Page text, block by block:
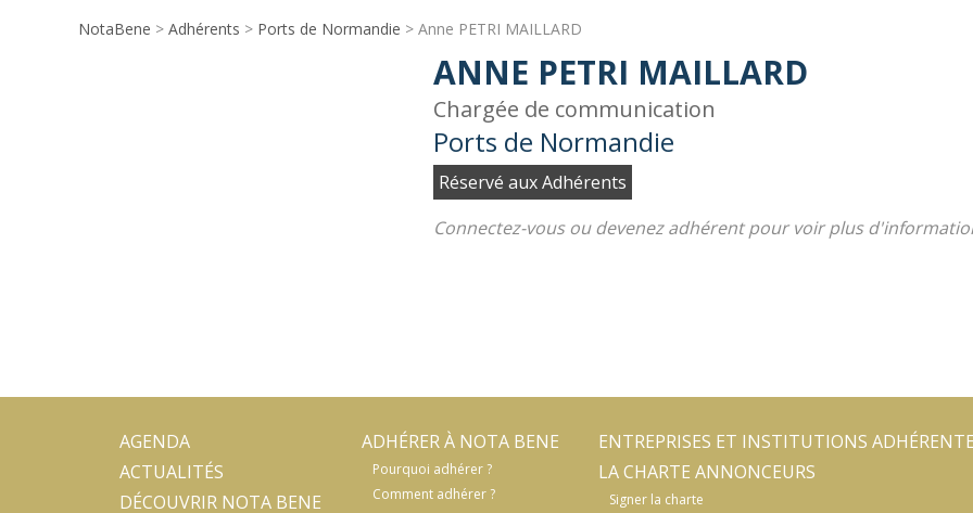
NotaBene > Adhérents > Ports de Normandie > Anne PETRI MAILLARD
ANNE PETRI MAILLARD
Chargée de communication
Ports de Normandie
Réservé aux Adhérents
Connectez-vous ou devenez adhérent pour voir plus
AGENDA
ACTUALITÉS
DÉCOUVRIR NOTA BENE
ADHÉRER À NOTA BENE
Pourquoi adhérer ?
Comment adhérer ?
ENTREPRISES ET INSTITUTIONS
LA CHARTE ANNONCEURS
Signer la charte